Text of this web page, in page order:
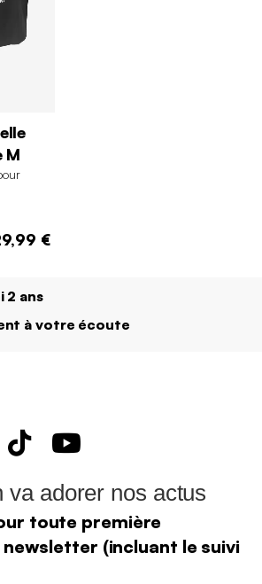
M
€
2 ans
à votre écoute
va adorer nos actus
toute première
(incluant le suivi